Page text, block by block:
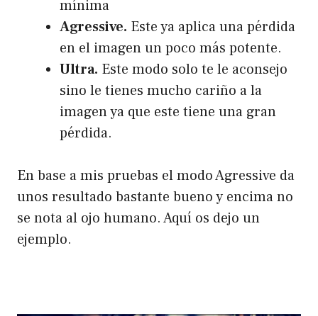
mínima
Agressive. Este ya aplica una pérdida
en el imagen un poco más potente.
Ultra. Este modo solo te le aconsejo
sino le tienes mucho cariño a la
imagen ya que este tiene una gran
pérdida.
En base a mis pruebas el modo Agressive da
unos resultado bastante bueno y encima no
se nota al ojo humano. Aquí os dejo un
ejemplo.